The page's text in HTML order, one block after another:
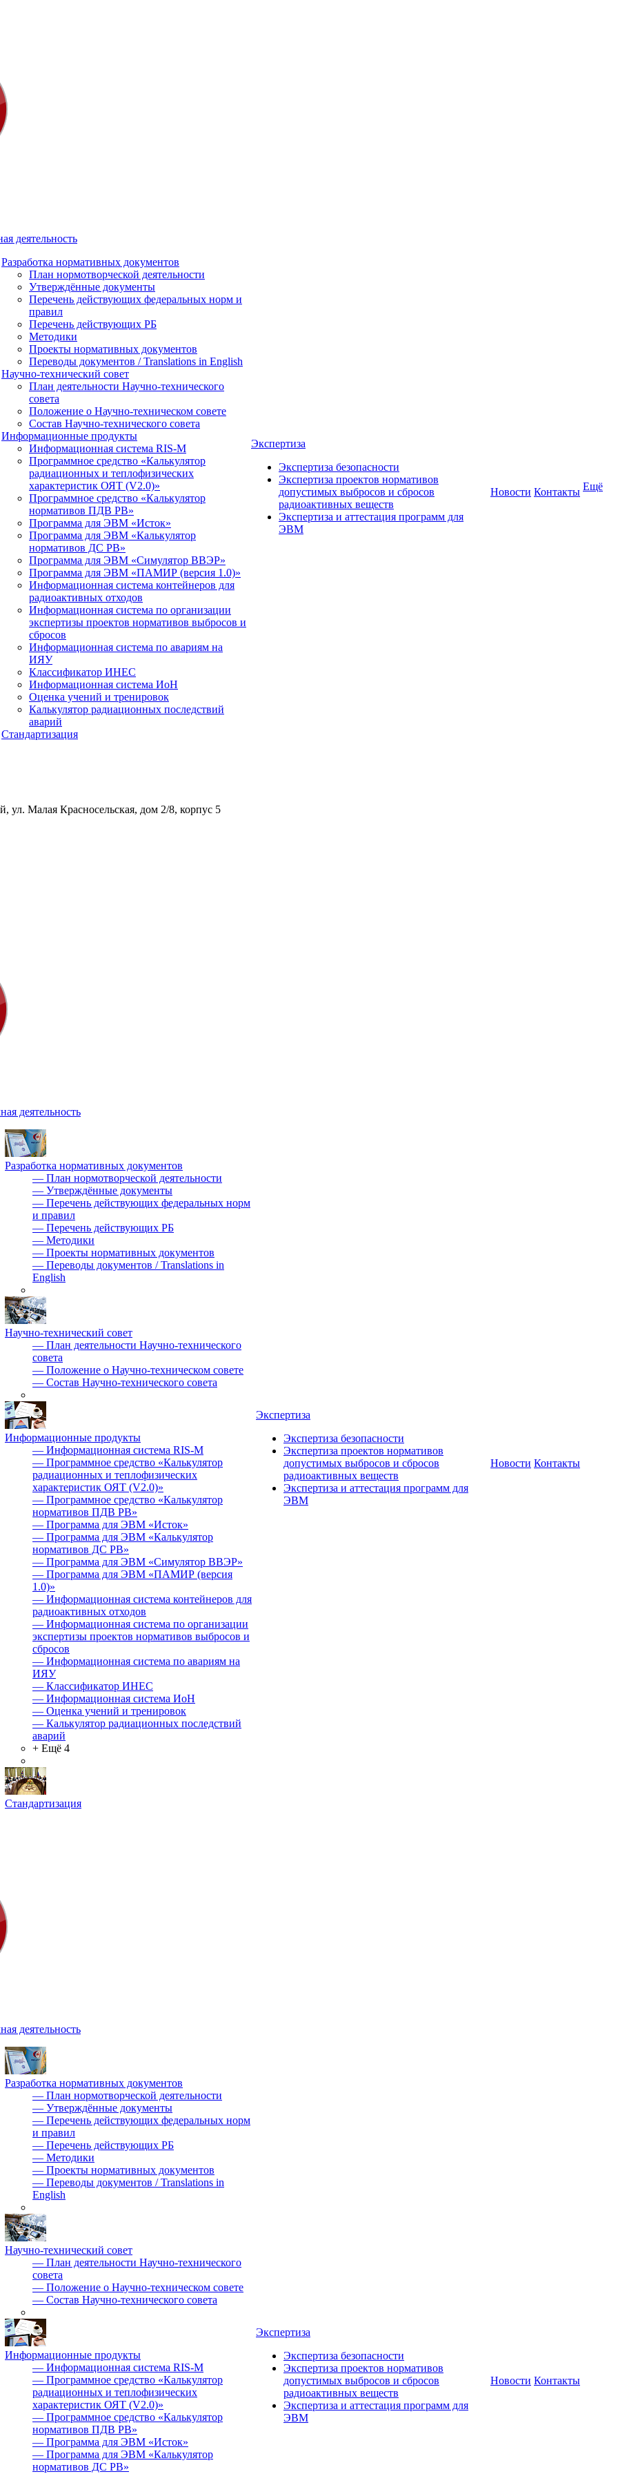
деятельность
Разработка нормативных документов
План нормотворческой деятельности
Утверждённые документы
Перечень действующих федеральных норм и
правил
Перечень действующих РБ
Методики
Проекты нормативных документов
Переводы документов / Translations in English
Научно-технический совет
План деятельности Научно-технического
совета
Положение о Научно-техническом совете
Состав Научно-технического совета
Информационные продукты
Информационная система RIS-M
Программное средство «Калькулятор
радиационных и теплофизических
характеристик ОЯТ (V2.0)»
Программное средство «Калькулятор
нормативов ПДВ РВ»
Программа для ЭВМ «Исток»
Программа для ЭВМ «Калькулятор
нормативов ДС РВ»
Программа для ЭВМ «Симулятор ВВЭР»
Программа для ЭВМ «ПАМИР (версия 1.0)»
Информационная система контейнеров для
радиоактивных отходов
Информационная система по организации
экспертизы проектов нормативов выбросов и
сбросов
Информационная система по авариям на
ИЯУ
Классификатор ИНЕС
Информационная система ИоН
Оценка учений и тренировок
Калькулятор радиационных последствий
аварий
Стандартизация
Экспертиза
Экспертиза безопасности
Экспертиза проектов нормативов
допустимых выбросов и сбросов
радиоактивных веществ
Экспертиза и аттестация программ для
ЭВМ
Новости Контакты Ещё
ул. Малая Красносельская, дом 2/8, корпус 5
деятельность
Разработка нормативных документов
— План нормотворческой деятельности
— Утверждённые документы
— Перечень действующих федеральных норм
и правил
— Перечень действующих РБ
— Методики
— Проекты нормативных документов
— Переводы документов / Translations in
English
Научно-технический совет
— План деятельности Научно-технического
совета
— Положение о Научно-техническом совете
— Состав Научно-технического совета
Информационные продукты
— Информационная система RIS-M
— Программное средство «Калькулятор
радиационных и теплофизических
характеристик ОЯТ (V2.0)»
— Программное средство «Калькулятор
нормативов ПДВ РВ»
— Программа для ЭВМ «Исток»
— Программа для ЭВМ «Калькулятор
нормативов ДС РВ»
— Программа для ЭВМ «Симулятор ВВЭР»
— Программа для ЭВМ «ПАМИР (версия
1.0)»
— Информационная система контейнеров для
радиоактивных отходов
— Информационная система по организации
экспертизы проектов нормативов выбросов и
сбросов
— Информационная система по авариям на
ИЯУ
— Классификатор ИНЕС
— Информационная система ИоН
— Оценка учений и тренировок
— Калькулятор радиационных последствий
аварий
+ Ещё 4
Стандартизация
Экспертиза
Экспертиза безопасности
Экспертиза проектов нормативов
допустимых выбросов и сбросов
радиоактивных веществ
Экспертиза и аттестация программ для
ЭВМ
Новости Контакты
деятельность
Разработка нормативных документов
— План нормотворческой деятельности
— Утверждённые документы
— Перечень действующих федеральных норм
и правил
— Перечень действующих РБ
— Методики
— Проекты нормативных документов
— Переводы документов / Translations in
English
Научно-технический совет
— План деятельности Научно-технического
совета
— Положение о Научно-техническом совете
— Состав Научно-технического совета
Информационные продукты
— Информационная система RIS-M
— Программное средство «Калькулятор
радиационных и теплофизических
характеристик ОЯТ (V2.0)»
— Программное средство «Калькулятор
нормативов ПДВ РВ»
— Программа для ЭВМ «Исток»
— Программа для ЭВМ «Калькулятор
нормативов ДС РВ»
Экспертиза
Экспертиза безопасности
Экспертиза проектов нормативов
допустимых выбросов и сбросов
радиоактивных веществ
Экспертиза и аттестация программ для
ЭВМ
Новости Контакты